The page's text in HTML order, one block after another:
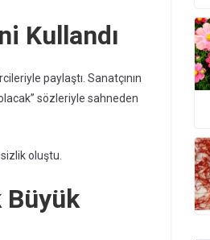
Kullandı
paylaştı. Sanatçının
sözleriyle sahneden
oluştu.
Büyük